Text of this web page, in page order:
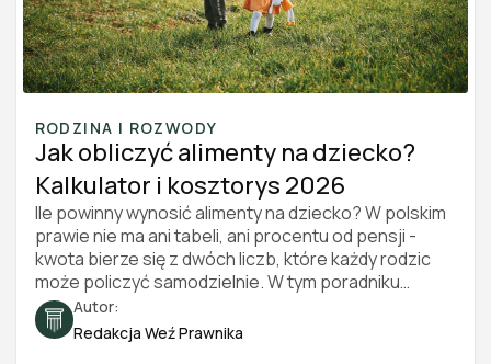
RODZINA I ROZWODY
Jak obliczyć alimenty na dziecko?
Kalkulator i kosztorys 2026
Ile powinny wynosić alimenty na dziecko? W polskim
prawie nie ma ani tabeli, ani procentu od pensji -
kwota bierze się z dwóch liczb, które każdy rodzic
może policzyć samodzielnie. W tym poradniku
pokazujemy, jak zbudować kosztorys utrzymania
dziecka, jak podzielić go między rodziców i jak
udokumentować całość, żeby przekonała sąd.
Autor:
Redakcja Weź Prawnika